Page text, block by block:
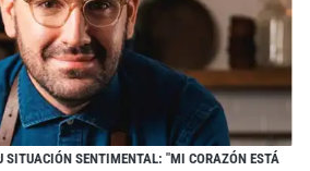
SITUACIÓN SENTIMENTAL: "MI CORAZÓN ESTÁ